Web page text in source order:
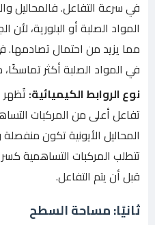
في سرعة التفاعل. فالمحاليل
المواد الصلبة أو البلورية، لأن
مما يزيد من احتمال تصادمها.
في المواد الصلبة أكثر
نوع الروابط الكيميائية: تُظهر
تفاعل أعلى من المركبات
المحاليل الأيونية تكون
تتطلب المركبات التساهمية
قبل أن يتم التفاعل.
ثانيًا: مساحة السطح